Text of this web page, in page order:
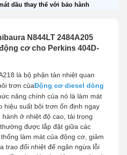
dầu thay thế với bảo hành
N844LT 2484A205
cơ cho Perkins 404D-
là bộ phận tản nhiệt quan
trơn củaĐộng cơ diesel dòng
năng chính của nó là làm mát
hiệu suất bôi trơn ổn định ngay
ở nhiệt độ cao, tải trọng
được lắp đặt giữa các
làm mát của động cơ, giảm
trao đổi nhiệt để ngăn ngừa lỗi